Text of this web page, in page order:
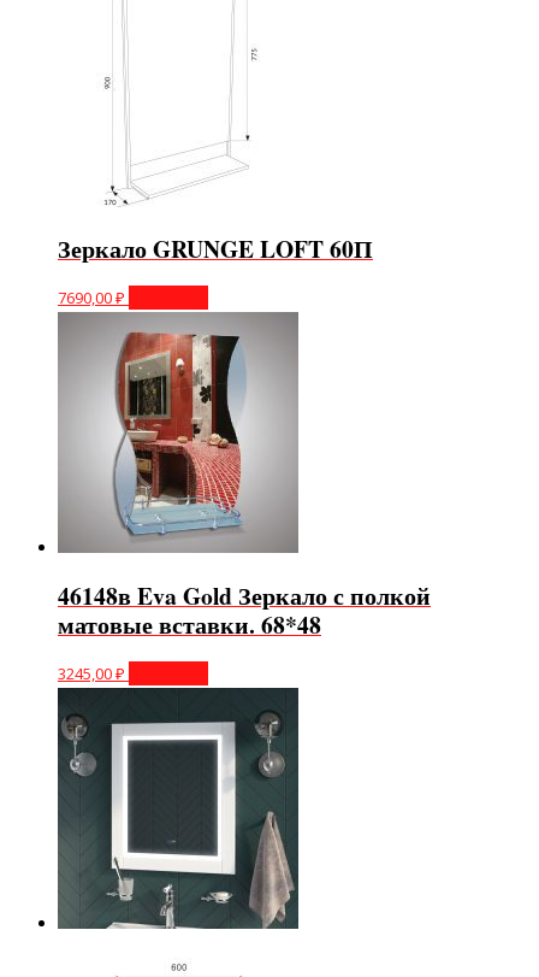
Зеркало GRUNGE LOFT 60П
7690,00₽
46148в Eva Gold Зеркало с полкой
матовые вставки. 68*48
3245,00₽